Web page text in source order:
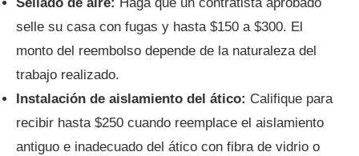
selle su casa con fugas y hasta $150 a $300. El
monto del reembolso depende de la naturaleza del
trabajo realizado.
Instalación de aislamiento del ático: Califique para
recibir hasta $250 cuando reemplace el aislamiento
antiguo e inadecuado del ático con fibra de vidrio o